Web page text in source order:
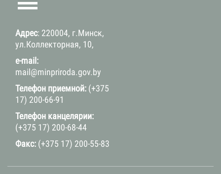
Адрес: 220004, г.Минск,
ул.Коллекторная, 10,
e-mail:
mail@minpriroda.gov.by
Телефон приемной: (+375
17) 200-66-91
Телефон канцелярии:
(+375 17) 200-68-44
Факс: (+375 17) 200-55-83